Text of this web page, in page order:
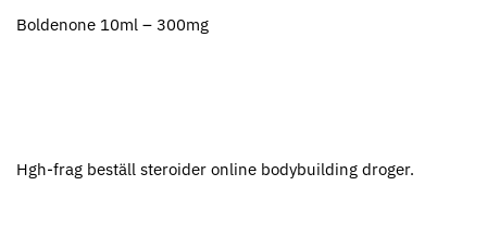
Boldenone 10ml – 300mg
Hgh-frag beställ steroider online bodybuilding droger.